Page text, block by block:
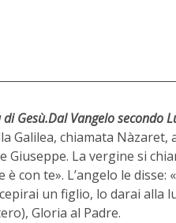
Gesù.Dal Vangelo secondo
Galilea, chiamata
Giuseppe. La vergine si
con te». L’angelo le
un figlio, lo darai alla
Gloria al Padre.